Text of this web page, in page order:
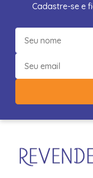
Cadastre-se e